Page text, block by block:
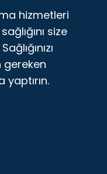
hizmetleri
size
yaptırın.